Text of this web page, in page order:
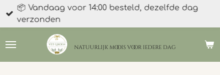
Ga
direct
de
natuurlijk moois voor iedere dag
📦 Vandaag voor 14:00 besteld, dezelfde dag
verzonden